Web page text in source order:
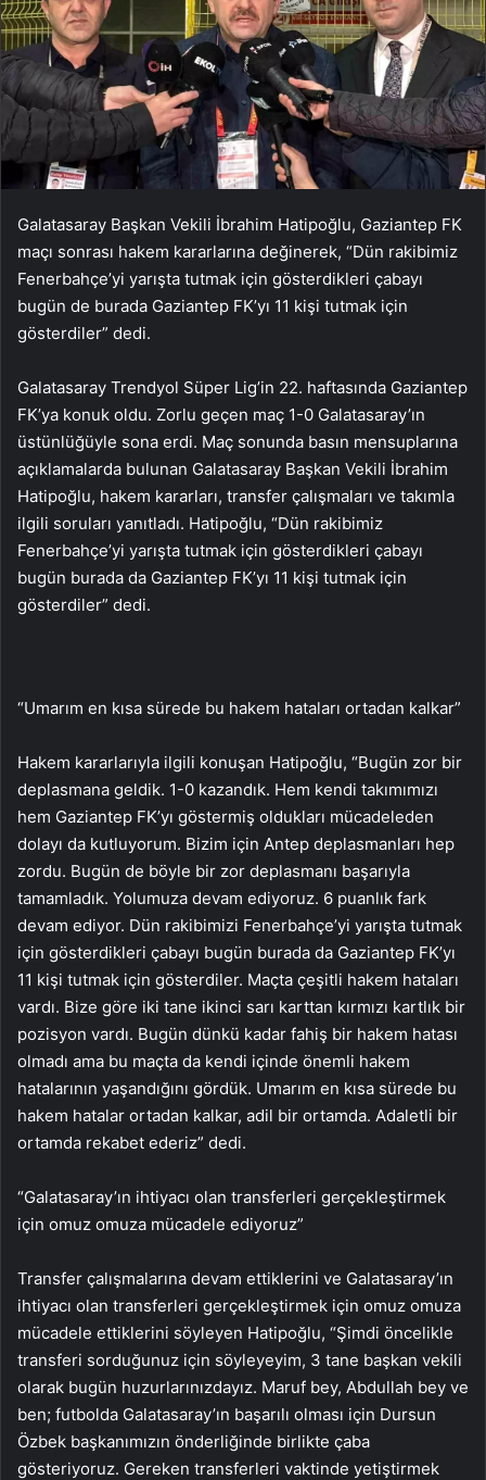
Galatasaray Başkan Vekili İbrahim Hatipoğlu, Gaziantep FK
maçı sonrası hakem kararlarına değinerek, “Dün rakibimiz
Fenerbahçe’yi yarışta tutmak için gösterdikleri çabayı
bugün de burada Gaziantep FK’yı 11 kişi tutmak için
gösterdiler” dedi.
Galatasaray Trendyol Süper Lig’in 22. haftasında Gaziantep
FK’ya konuk oldu. Zorlu geçen maç 1-0 Galatasaray’ın
üstünlüğüyle sona erdi. Maç sonunda basın mensuplarına
açıklamalarda bulunan Galatasaray Başkan Vekili İbrahim
Hatipoğlu, hakem kararları, transfer çalışmaları ve takımla
ilgili soruları yanıtladı. Hatipoğlu, “Dün rakibimiz
Fenerbahçe’yi yarışta tutmak için gösterdikleri çabayı
bugün burada da Gaziantep FK’yı 11 kişi tutmak için
gösterdiler” dedi.
“Umarım en kısa sürede bu hakem hataları ortadan kalkar”
Hakem kararlarıyla ilgili konuşan Hatipoğlu, “Bugün zor bir
deplasmana geldik. 1-0 kazandık. Hem kendi takımımızı
hem Gaziantep FK’yı göstermiş oldukları mücadeleden
dolayı da kutluyorum. Bizim için Antep deplasmanları hep
zordu. Bugün de böyle bir zor deplasmanı başarıyla
tamamladık. Yolumuza devam ediyoruz. 6 puanlık fark
devam ediyor. Dün rakibimizi Fenerbahçe’yi yarışta tutmak
için gösterdikleri çabayı bugün burada da Gaziantep FK’yı
11 kişi tutmak için gösterdiler. Maçta çeşitli hakem hataları
vardı. Bize göre iki tane ikinci sarı karttan kırmızı kartlık bir
pozisyon vardı. Bugün dünkü kadar fahiş bir hakem hatası
olmadı ama bu maçta da kendi içinde önemli hakem
hatalarının yaşandığını gördük. Umarım en kısa sürede bu
hakem hatalar ortadan kalkar, adil bir ortamda. Adaletli bir
ortamda rekabet ederiz” dedi.
“Galatasaray’ın ihtiyacı olan transferleri gerçekleştirmek
için omuz omuza mücadele ediyoruz”
Transfer çalışmalarına devam ettiklerini ve Galatasaray’ın
ihtiyacı olan transferleri gerçekleştirmek için omuz omuza
mücadele ettiklerini söyleyen Hatipoğlu, “Şimdi öncelikle
transferi sorduğunuz için söyleyeyim, 3 tane başkan vekili
olarak bugün huzurlarınızdayız. Maruf bey, Abdullah bey ve
ben; futbolda Galatasaray’ın başarılı olması için Dursun
Özbek başkanımızın önderliğinde birlikte çaba
gösteriyoruz. Gereken transferleri vaktinde yetiştirmek